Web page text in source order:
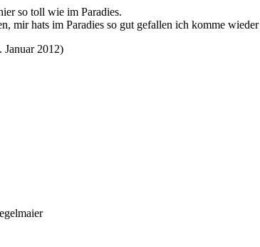
so toll wie im Paradies.
mir hats im Paradies so gut gefallen ich komme wieder
Januar 2012)